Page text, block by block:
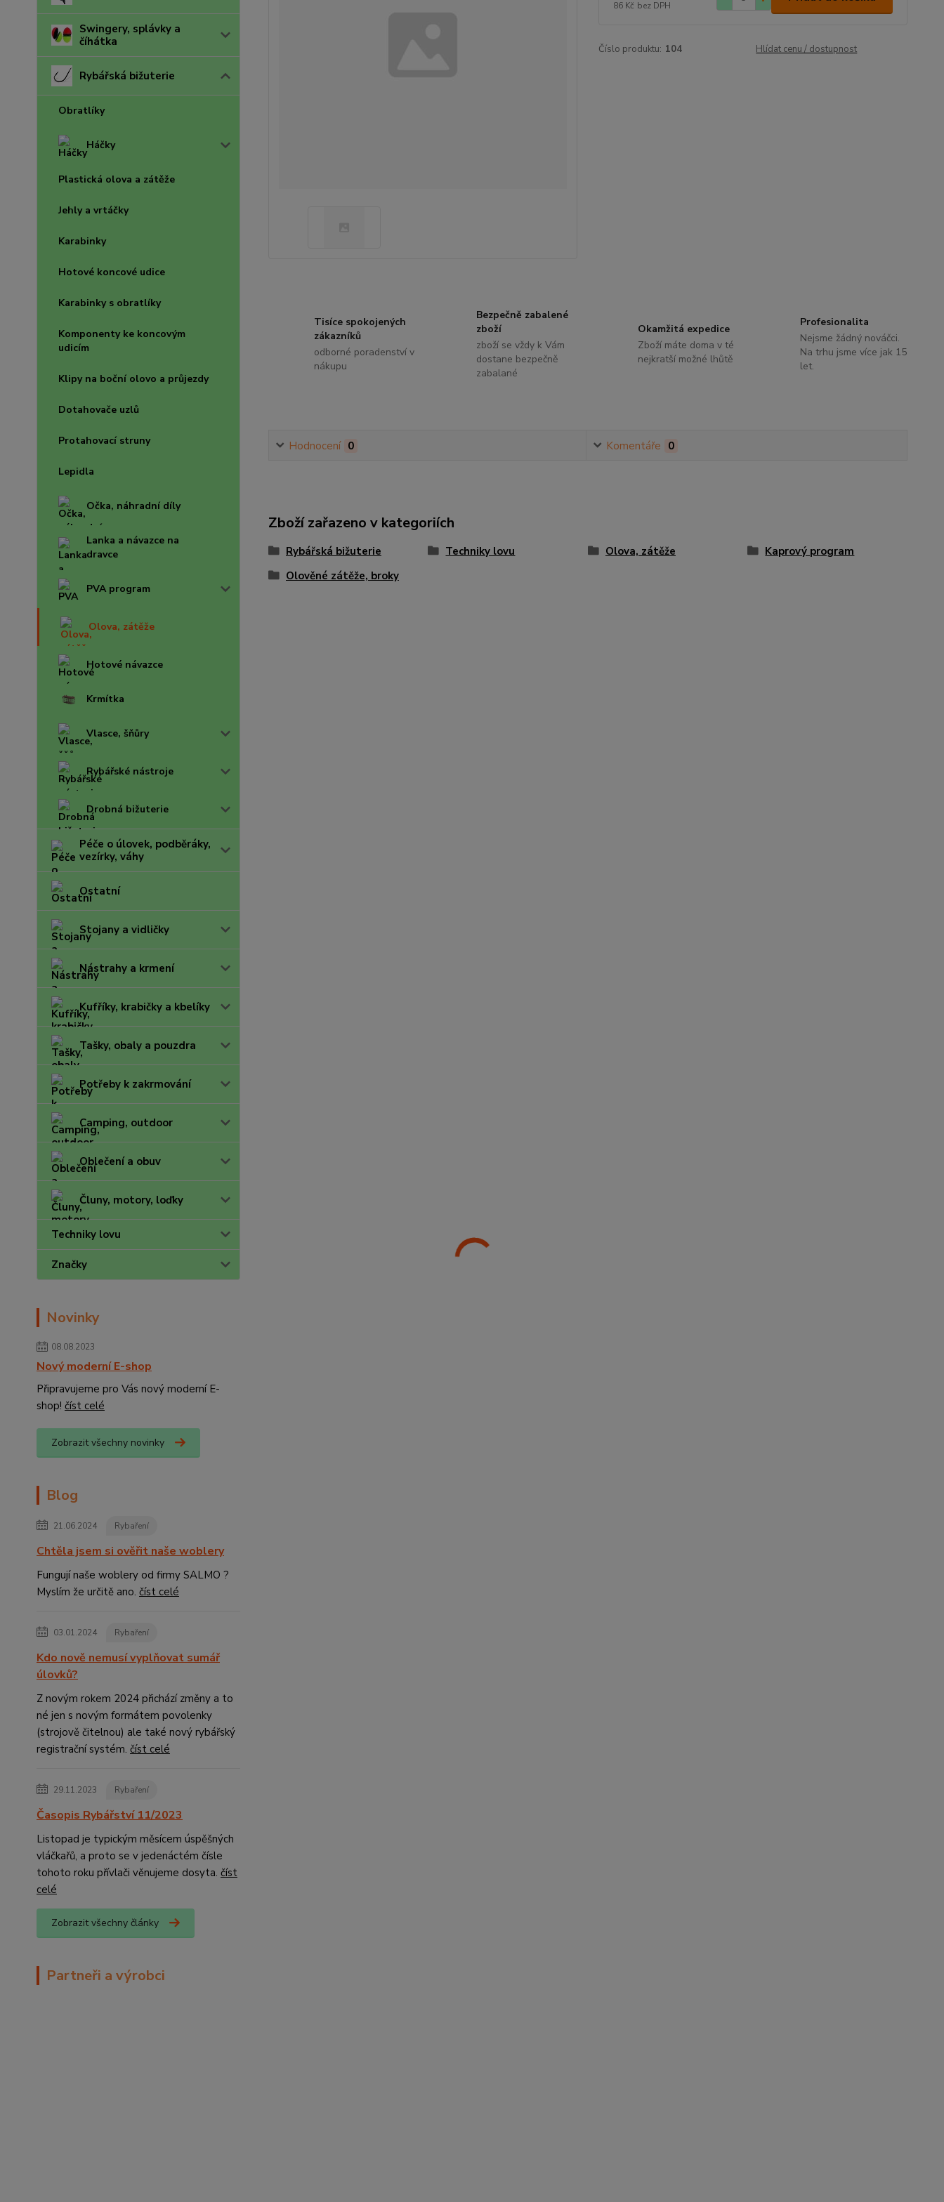
Swingery, splávky a
číhátka
Rybářská bižuterie
Obratlíky
Háčky
Plastická olova a zátěže
Jehly a vrtáčky
Karabinky
Hotové koncové udice
Karabinky s obratlíky
Komponenty ke koncovým
udicím
Klipy na boční olovo a průjezdy
Dotahovače uzlů
Protahovací struny
Lepidla
Očka, náhradní díly
Lanka a návazce na
dravce
PVA program
Olova, zátěže
Hotové návazce
Krmítka
Vlasce, šňůry
Rybářské nástroje
Drobná bižuterie
Péče o úlovek, podběráky,
vezírky, váhy
Ostatní
Stojany a vidličky
Nástrahy a krmení
Kufříky, krabičky a kbelíky
Tašky, obaly a pouzdra
Potřeby k zakrmování
Camping, outdoor
Oblečení a obuv
Čluny, motory, loďky
Techniky lovu
Značky
Novinky
08.08.2023
Nový moderní E-shop
Připravujeme pro Vás nový moderní E-
shop! číst celé
Zobrazit všechny novinky
Blog
21.06.2024 Rybaření
Chtěla jsem si ověřit naše woblery
Fungují naše woblery od firmy SALMO ?
Myslím že určitě ano. číst celé
03.01.2024 Rybaření
Kdo nově nemusí vyplňovat sumář
úlovků?
Z novým rokem 2024 přichází změny a to
né jen s novým formátem povolenky
(strojově čitelnou) ale také nový rybářský
registrační systém. číst celé
29.11.2023 Rybaření
Časopis Rybářství 11/2023
Listopad je typickým měsícem úspěšných
vláčkařů, a proto se v jedenáctém čísle
tohoto roku přívlači věnujeme dosyta. číst
celé
Zobrazit všechny články
Partneři a výrobci
86 Kč bez DPH
Číslo produktu: 104 Hlídat cenu / dostupnost
Tisíce spokojených
zákazníků
odborné poradenství v
nákupu
Bezpečně zabalené
zboží
zboží se vždy k Vám
dostane bezpečně
zabalané
Okamžitá expedice
Zboží máte doma v té
nejkratší možné lhůtě
Profesionalita
Nejsme žádný nováčci.
Na trhu jsme více jak 15
let.
Hodnocení 0 Komentáře 0
Zboží zařazeno v kategoriích
Rybářská bižuterie Techniky lovu Olova, zátěže
Kaprový program
Olověné zátěže, broky